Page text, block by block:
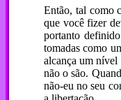
Então, tal como
que você fizer
portanto
tomadas como
alcança um nível
não o são.
não-eu no seu